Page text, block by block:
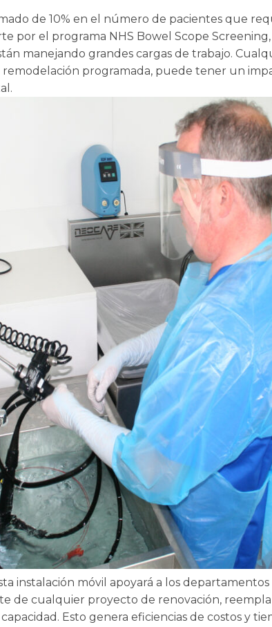
de 10% en el número de pacientes que
por el programa NHS Bowel Scope Screening,
manejando grandes cargas de trabajo.
programada, puede tener un
instalación móvil apoyará a los
de cualquier proyecto de renovación,
Esto genera eficiencias de costos y